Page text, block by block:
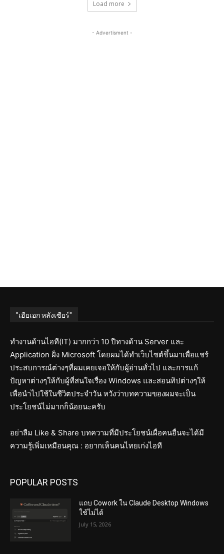
Load more
- Advertisment -
"เฮียเอก หลังเซียร์"
ทำงานด้านไอที(IT) มากกว่า 10 ปีทางด้าน Server และ
Application ฝั่ง Microsoft โดยผมได้ทำเว็บไซต์ขึ้นมาเพื่อแชร์
ประสบการณ์ต่างๆที่ผมเคยเจอให้กับผู้อ่านทั่วไป และการแก้
ปัญหาต่างๆให้กับผู้ที่สนใจเรื่อง Windows และสอนทิปต่างๆให้
เพื่อนำไปใช้ในชีวิตประจำวัน หวังว่าบทความของผมจะเป็น
ประโยชน์ไม่มากก็น้อยนะครับ
อย่าลืม Like & Share บทความที่มีประโยชน์เผื่อคนอื่นจะได้มี
ความรู้เพิ่มเหมือนคุณ : อยากเห็นคนไทยเก่งไอที
POPULAR POSTS
แถบ Cowork ใน Claude Desktop Windows
ใช้ไม่ได้
July 15, 2026